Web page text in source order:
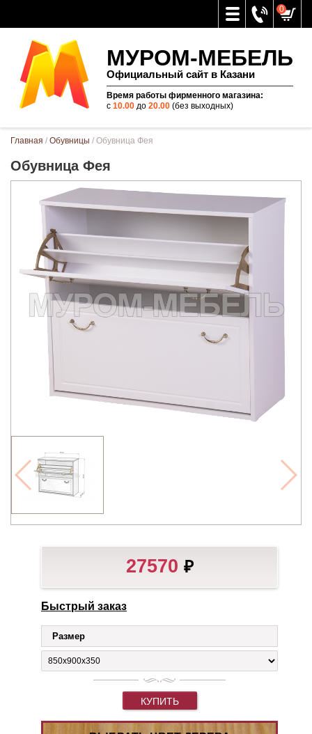
0
МУРОМ-МЕБЕЛЬ
Официальный сайт в Казани
Время работы фирменного магазина:
с 10.00до 20.00(без выходных)
Вы здесь
Главная / Обувницы / Обувница Фея
Обувница Фея
27570 ₽
Быстрый заказ
Размер
КУПИТЬ